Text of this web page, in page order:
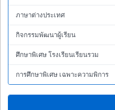
ภาษาต่างประเทศ
กิจกรรมพัฒนาผู้เรียน
ศึกษาพิเศษ โรงเรียนเรียนรวม
การศึกษาพิเศษ เฉพาะความพิการ